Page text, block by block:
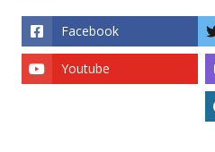
Facebook
Youtube